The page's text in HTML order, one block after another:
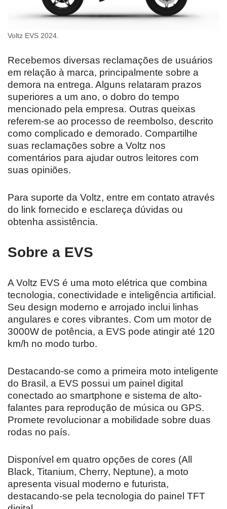
Voltz EVS 2024.
Recebemos diversas reclamações de usuários
em relação à marca, principalmente sobre a
demora na entrega. Alguns relataram prazos
superiores a um ano, o dobro do tempo
mencionado pela empresa. Outras queixas
referem-se ao processo de reembolso, descrito
como complicado e demorado. Compartilhe
suas reclamações sobre a Voltz nos
comentários para ajudar outros leitores com
suas opiniões.
Para suporte da Voltz, entre em contato através
do link fornecido e esclareça dúvidas ou
obtenha assistência.
Sobre a EVS
A Voltz EVS é uma moto elétrica que combina
tecnologia, conectividade e inteligência artificial.
Seu design moderno e arrojado inclui linhas
angulares e cores vibrantes. Com um motor de
3000W de potência, a EVS pode atingir até 120
km/h no modo turbo.
Destacando-se como a primeira moto inteligente
do Brasil, a EVS possui um painel digital
conectado ao smartphone e sistema de alto-
falantes para reprodução de música ou GPS.
Promete revolucionar a mobilidade sobre duas
rodas no país.
Disponível em quatro opções de cores (All
Black, Titanium, Cherry, Neptune), a moto
apresenta visual moderno e futurista,
destacando-se pela tecnologia do painel TFT